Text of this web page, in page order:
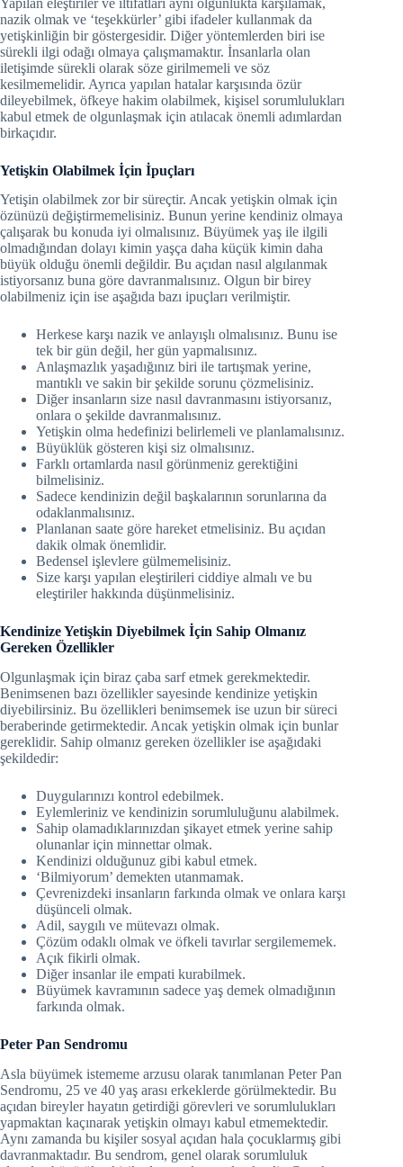
nazik olmak ve ‘teşekkürler’ gibi ifadeler kullanmak da
yetişkinliğin bir göstergesidir. Diğer yöntemlerden biri ise
sürekli ilgi odağı olmaya çalışmamaktır. İnsanlarla olan
iletişimde sürekli olarak söze girilmemeli ve söz
kesilmemelidir. Ayrıca yapılan hatalar karşısında özür
dileyebilmek, öfkeye hakim olabilmek, kişisel sorumlulukları
kabul etmek de olgunlaşmak için atılacak önemli adımlardan
birkaçıdır.
Yetişkin Olabilmek İçin İpuçları
Yetişin olabilmek zor bir süreçtir. Ancak yetişkin olmak için
özünüzü değiştirmemelisiniz. Bunun yerine kendiniz olmaya
çalışarak bu konuda iyi olmalısınız. Büyümek yaş ile ilgili
olmadığından dolayı kimin yaşça daha küçük kimin daha
büyük olduğu önemli değildir. Bu açıdan nasıl algılanmak
istiyorsanız buna göre davranmalısınız. Olgun bir birey
olabilmeniz için ise aşağıda bazı ipuçları verilmiştir.
Herkese karşı nazik ve anlayışlı olmalısınız. Bunu ise
tek bir gün değil, her gün yapmalısınız.
Anlaşmazlık yaşadığınız biri ile tartışmak yerine,
mantıklı ve sakin bir şekilde sorunu çözmelisiniz.
Diğer insanların size nasıl davranmasını istiyorsanız,
onlara o şekilde davranmalısınız.
Yetişkin olma hedefinizi belirlemeli ve planlamalısınız.
Büyüklük gösteren kişi siz olmalısınız.
Farklı ortamlarda nasıl görünmeniz gerektiğini
bilmelisiniz.
Sadece kendinizin değil başkalarının sorunlarına da
odaklanmalısınız.
Planlanan saate göre hareket etmelisiniz. Bu açıdan
dakik olmak önemlidir.
Bedensel işlevlere gülmemelisiniz.
Size karşı yapılan eleştirileri ciddiye almalı ve bu
eleştiriler hakkında düşünmelisiniz.
Kendinize Yetişkin Diyebilmek İçin Sahip Olmanız
Gereken Özellikler
Olgunlaşmak için biraz çaba sarf etmek gerekmektedir.
Benimsenen bazı özellikler sayesinde kendinize yetişkin
diyebilirsiniz. Bu özellikleri benimsemek ise uzun bir süreci
beraberinde getirmektedir. Ancak yetişkin olmak için bunlar
gereklidir. Sahip olmanız gereken özellikler ise aşağıdaki
şekildedir:
Duygularınızı kontrol edebilmek.
Eylemleriniz ve kendinizin sorumluluğunu alabilmek.
Sahip olamadıklarınızdan şikayet etmek yerine sahip
olunanlar için minnettar olmak.
Kendinizi olduğunuz gibi kabul etmek.
‘Bilmiyorum’ demekten utanmamak.
Çevrenizdeki insanların farkında olmak ve onlara karşı
düşünceli olmak.
Adil, saygılı ve mütevazı olmak.
Çözüm odaklı olmak ve öfkeli tavırlar sergilememek.
Açık fikirli olmak.
Diğer insanlar ile empati kurabilmek.
Büyümek kavramının sadece yaş demek olmadığının
farkında olmak.
Peter Pan Sendromu
Asla büyümek istememe arzusu olarak tanımlanan Peter Pan
Sendromu, 25 ve 40 yaş arası erkeklerde görülmektedir. Bu
açıdan bireyler hayatın getirdiği görevleri ve sorumlulukları
yapmaktan kaçınarak yetişkin olmayı kabul etmemektedir.
Aynı zamanda bu kişiler sosyal açıdan hala çocuklarmış gibi
davranmaktadır. Bu sendrom, genel olarak sorumluluk